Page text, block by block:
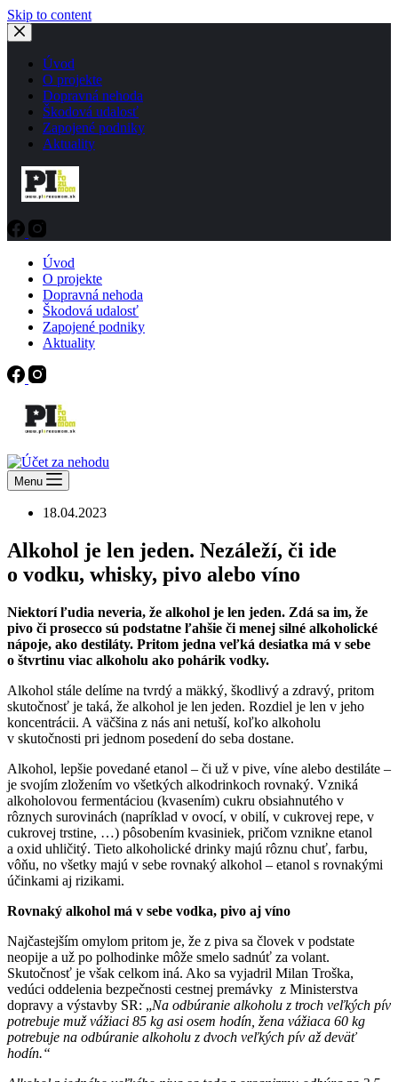
Skip to content
Úvod
O projekte
Dopravná nehoda
Škodová udalosť
Zapojené podniky
Aktuality
Úvod
O projekte
Dopravná nehoda
Škodová udalosť
Zapojené podniky
Aktuality
Menu
18.04.2023
Alkohol je len jeden. Nezáleží, či ide
o vodku, whisky, pivo alebo víno
Niektorí ľudia neveria, že alkohol je len jeden. Zdá sa im, že
pivo či prosecco sú podstatne ľahšie či menej silné alkoholické
nápoje, ako destiláty. Pritom jedna veľká desiatka má v sebe
o štvrtinu viac alkoholu ako pohárik vodky.
Alkohol stále delíme na tvrdý a mäkký, škodlivý a zdravý, pritom
skutočnosť je taká, že alkohol je len jeden. Rozdiel je len v jeho
koncentrácii. A väčšina z nás ani netuší, koľko alkoholu
v skutočnosti pri jednom posedení do seba dostane.
Alkohol, lepšie povedané etanol – či už v pive, víne alebo destiláte –
je svojím zložením vo všetkých alkodrinkoch rovnaký. Vzniká
alkoholovou fermentáciou (kvasením) cukru obsiahnutého v
rôznych surovinách (napríklad v ovocí, v obilí, v cukrovej repe, v
cukrovej trstine, …) pôsobením kvasiniek, pričom vznikne etanol
a oxid uhličitý. Tieto alkoholické drinky majú rôznu chuť, farbu,
vôňu, no všetky majú v sebe rovnaký alkohol – etanol s rovnakými
účinkami aj rizikami.
Rovnaký alkohol má v sebe vodka, pivo aj víno
Najčastejším omylom pritom je, že z piva sa človek v podstate
neopije a už po polhodinke môže smelo sadnúť za volant.
Skutočnosť je však celkom iná. Ako sa vyjadril Milan Troška,
vedúci oddelenia bezpečnosti cestnej premávky z Ministerstva
dopravy a výstavby SR: „Na odbúranie alkoholu z troch veľkých pív
potrebuje muž vážiaci 85 kg asi osem hodín, žena vážiaca 60 kg
potrebuje na odbúranie alkoholu z dvoch veľkých pív až deväť
hodín.“